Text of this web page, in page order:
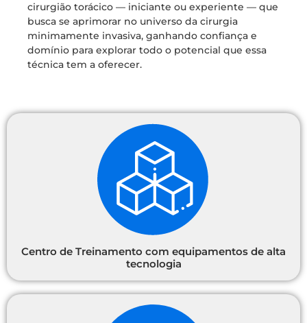
cirurgião torácico — iniciante ou experiente — que
busca se aprimorar no universo da cirurgia
minimamente invasiva, ganhando confiança e
domínio para explorar todo o potencial que essa
técnica tem a oferecer.
Centro de Treinamento com equipamentos de alta
tecnologia